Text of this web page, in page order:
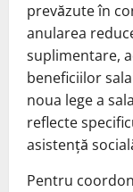
prevăzute în
anularea
suplimentare,
beneficiilor
noua lege a
reflecte
asistență
Pentru